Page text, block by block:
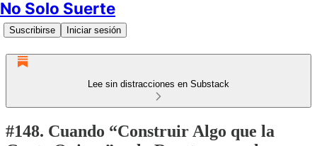
No Solo Suerte
Suscribirse Iniciar sesión
Lee sin distracciones en Substack
#148. Cuando “Construir Algo que la